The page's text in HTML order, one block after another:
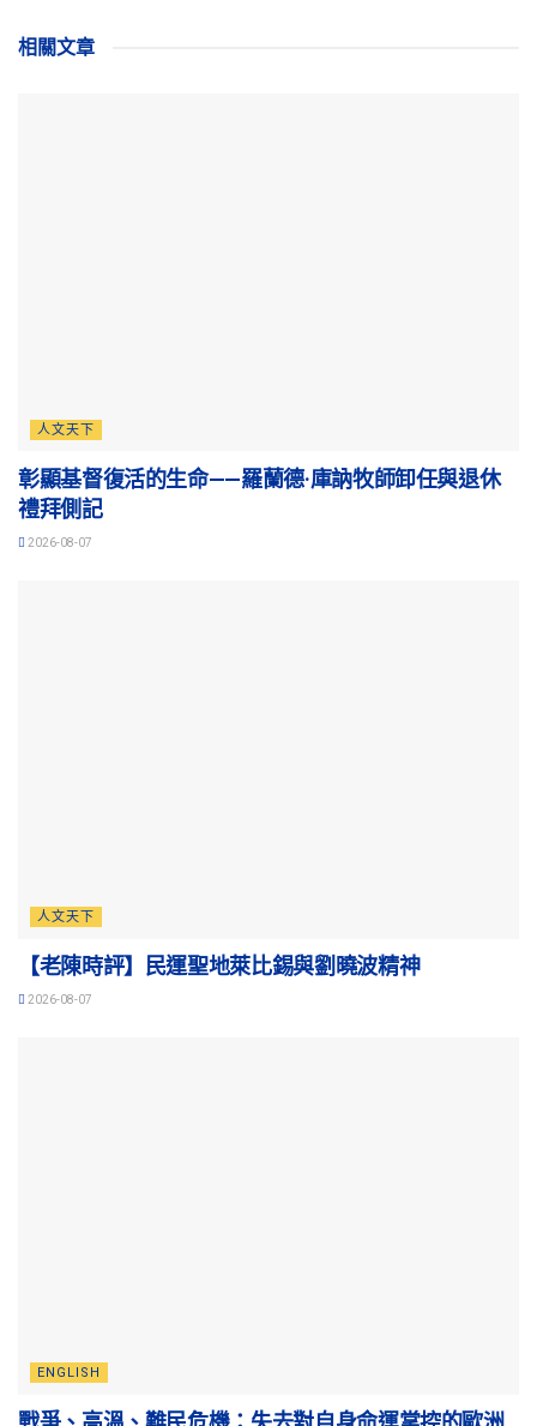
相關文章
人文天下
彰顯基督復活的生命——羅蘭德·庫訥牧師卸任與退休
禮拜側記
2026-08-07
人文天下
【老陳時評】民運聖地萊比錫與劉曉波精神
2026-08-07
ENGLISH